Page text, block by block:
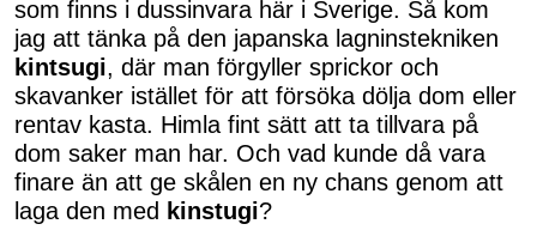
som finns i dussinvara här i Sverige. Så kom
jag att tänka på den japanska lagninstekniken
kintsugi, där man förgyller sprickor och
skavanker istället för att försöka dölja dom eller
rentav kasta. Himla fint sätt att ta tillvara på
dom saker man har. Och vad kunde då vara
finare än att ge skålen en ny chans genom att
laga den med kinstugi?